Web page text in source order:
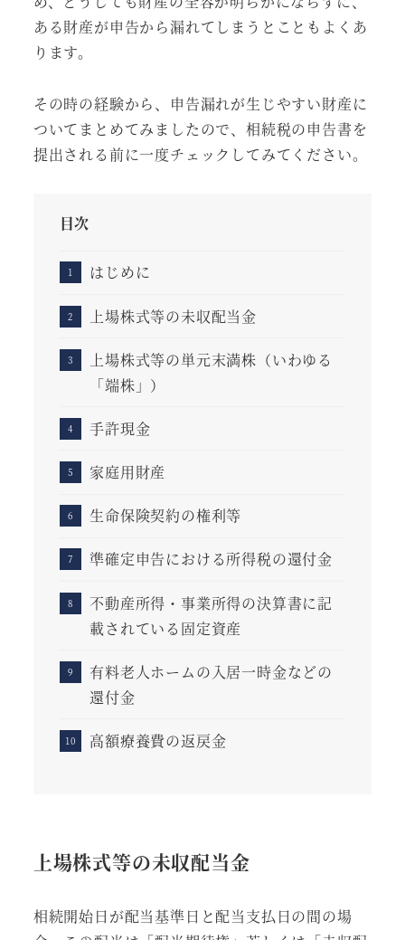
ある財産が申告から漏れてしまうとこともよくあ
ります。
その時の経験から、申告漏れが生じやすい財産に
ついてまとめてみましたので、相続税の申告書を
提出される前に一度チェックしてみてください。
目次
はじめに
上場株式等の未収配当金
上場株式等の単元末満株（いわゆる
「端株」）
手許現金
家庭用財産
生命保険契約の権利等
準確定申告における所得税の還付金
不動産所得・事業所得の決算書に記
載されている固定資産
有料老人ホームの入居一時金などの
還付金
高額療養費の返戻金
上場株式等の未収配当金
相続開始日が配当基準日と配当支払日の間の場